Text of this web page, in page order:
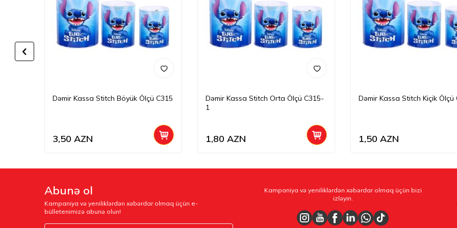
Dəmir Kassa Stitch Böyük Ölçü C315
3,50 AZN
Dəmir Kassa Stitch Orta Ölçü C315-
1
1,80 AZN
Dəmir Kassa Stitch Kiçik Ölçü
1,50 AZN
Abunə ol
Kampaniya və yeniliklərdən xəbərdar olmaq üçün e-
bülletenimizə abunə olun!
Kampaniya və yeniliklərdən xəbərdar olmaq üçün bizi
izləyin.